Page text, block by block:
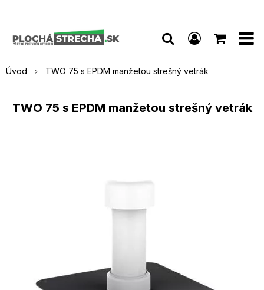
Úvod TWO 75 s EPDM manžetou strešný vetrák
TWO 75 s EPDM manžetou strešný vetrák